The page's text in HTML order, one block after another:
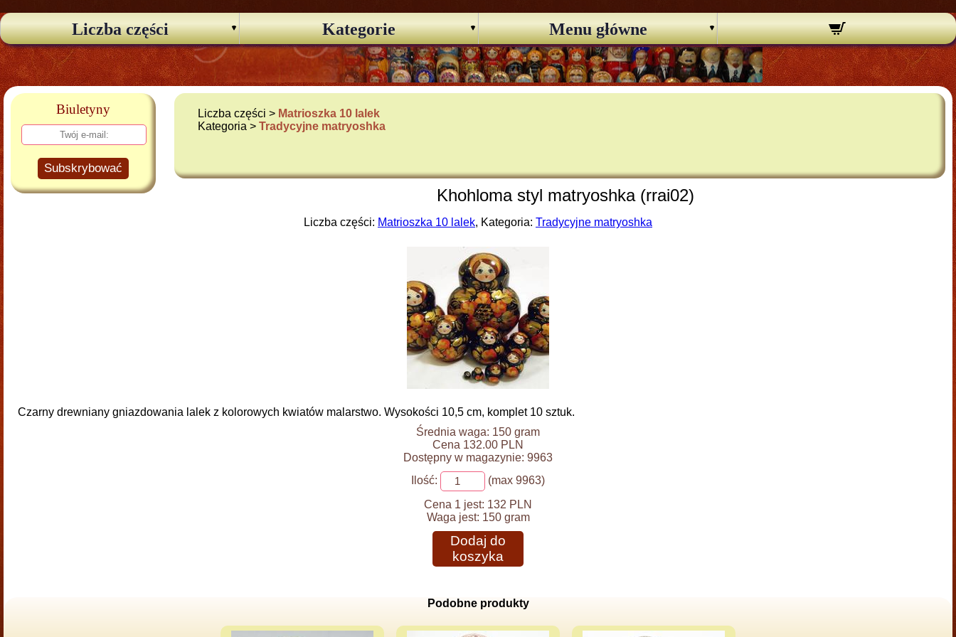
Liczba części Kategorie Menu główne
Biuletyny
Subskrybować
Liczba części > Matrioszka 10 lalek
Kategoria >Tradycyjne matryoshka
Khohloma styl matryoshka (rrai02)
Liczba części: Matrioszka 10 lalek, Kategoria: Tradycyjne matryoshka
Czarny drewniany gniazdowania lalek z kolorowych kwiatów malarstwo. Wysokości 10,5 cm, komplet 10 sztuk.
Średnia waga: 150 gram
Cena 132.00 PLN
Dostępny w magazynie: 9963
Ilość:
(max 9963)
Cena 1 jest: 132 PLN
Waga jest: 150 gram
Dodaj do
koszyka
Podobne produkty